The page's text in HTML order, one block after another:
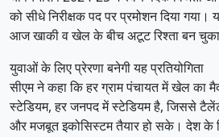
को सीधे निरीक्षक पद पर प्रमोशन दिया गया।
आज खाकी व खेल के बीच अटूट रिश्ता बन
युवाओं के लिए प्रेरणा बनेगी यह प्रतियोगिता
सीएम ने कहा कि हर ग्राम पंचायत में खेल का
स्टेडियम, हर जनपद में स्टेडियम है, जिससे टैलेंट
और मजबूत इकोसिस्टम तैयार हो सके। देश के